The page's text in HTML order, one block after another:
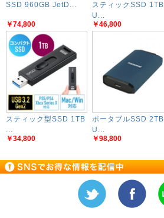
SSD 960GB JetD...
￥74,800
スティックSSD 1TB
U...
￥46,800
スティック型SSD 1TB
...
￥34,800
ポータブルSSD 2TB
U...
￥98,800